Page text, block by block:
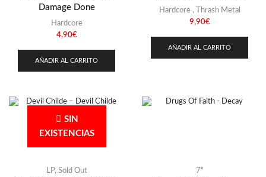
Damage Done
Hardcore
4,90€
AÑADIR AL CARRITO
Hardcore,
Thrash Metal
9,90€
AÑADIR AL CARRITO
SIN
EXISTENCIAS
LP, Sold Out 7"